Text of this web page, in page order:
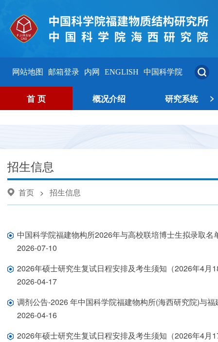
网站地图 邮箱登录 内网 ENGLISH 中国科学院
首 页 概况介绍 研究系统 >
招生信息
首页 > 招生信息
中国科学院福建物构所2026年与高校联培博士生拟录取名
2026-07-10
2026年硕士研究生复试日程安排及考生须知（2026年4月
2026-04-17
调剂公告-2026 年中国科学院福建物构所(海西研究院)与
2026-04-16
2026年硕士研究生复试日程安排及考生须知（2026年4月